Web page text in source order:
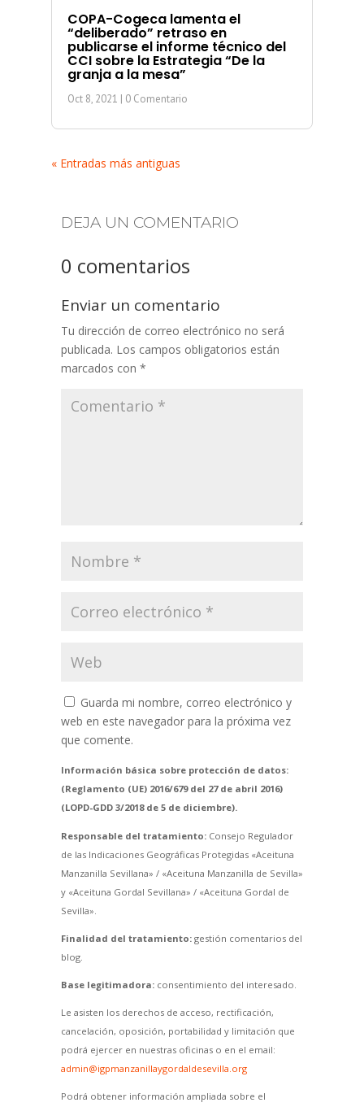
COPA-Cogeca lamenta el
“deliberado” retraso en
publicarse el informe técnico del
CCI sobre la Estrategia “De la
granja a la mesa”
Oct 8, 2021 | 0 Comentario
« Entradas más antiguas
DEJA UN COMENTARIO
0 comentarios
Enviar un comentario
Tu dirección de correo electrónico no será
publicada. Los campos obligatorios están
marcados con *
Guarda mi nombre, correo electrónico y
web en este navegador para la próxima vez
que comente.
Información básica sobre protección de datos:
(Reglamento (UE) 2016/679 del 27 de abril 2016)
(LOPD-GDD 3/2018 de 5 de diciembre).
Responsable del tratamiento:Consejo Regulador
de las Indicaciones Geográficas Protegidas «Aceituna
Manzanilla Sevillana» / «Aceituna Manzanilla de Sevilla»
y «Aceituna Gordal Sevillana» / «Aceituna Gordal de
Sevilla».
Finalidad del tratamiento:gestión comentarios del
blog.
Base legitimadora:consentimiento del interesado.
Le asisten los derechos de acceso, rectificación,
cancelación, oposición, portabilidad y limitación que
podrá ejercer en nuestras oficinas o en el email:
admin@igpmanzanillaygordaldesevilla.org
Podrá obtener información ampliada sobre el